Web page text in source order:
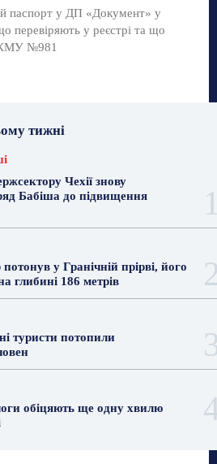
паспорт у ДП «Документ» у
перевіряють у реєстрі та що
КМУ №981
тижні
Чехії знову
Бабіша до підвищення
у Гранічній прірві, його
глибині 186 метрів
туристи потопили
обіцяють ще одну хвилю